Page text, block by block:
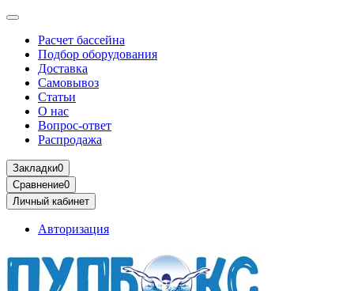
Расчет бассейна
Подбор оборудования
Доставка
Самовывоз
Статьи
О нас
Вопрос-ответ
Распродажа
Закладки0
Сравнение0
Личный кабинет
Авторизация